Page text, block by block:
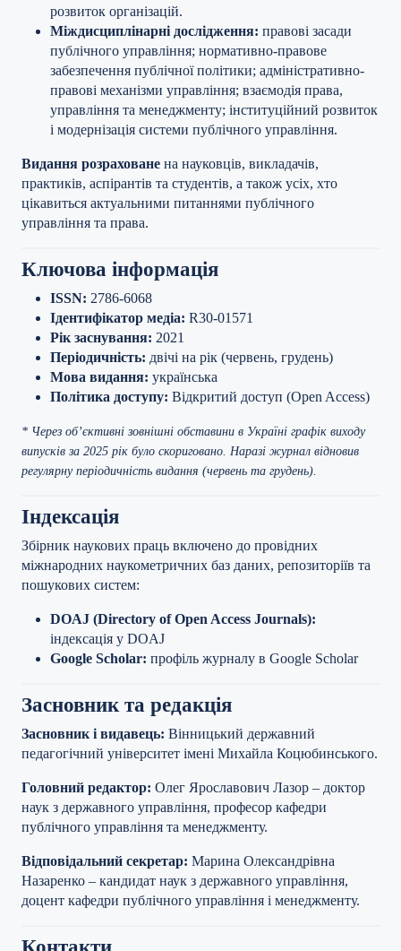
розвиток організацій.
Міждисциплінарні дослідження: правові засади
публічного управління; нормативно-правове
забезпечення публічної політики; адміністративно-
правові механізми управління; взаємодія права,
управління та менеджменту; інституційний розвиток
і модернізація системи публічного управління.
Видання розраховане на науковців, викладачів,
практиків, аспірантів та студентів, а також усіх, хто
цікавиться актуальними питаннями публічного
управління та права.
Ключова інформація
ISSN: 2786-6068
Ідентифікатор медіа: R30-01571
Рік заснування: 2021
Періодичність: двічі на рік (червень, грудень)
Мова видання: українська
Політика доступу: Відкритий доступ (Open Access)
* Через об’єктивні зовнішні обставини в Україні графік виходу
випусків за 2025 рік було скориговано. Наразі журнал відновив
регулярну періодичність видання (червень та грудень).
Індексація
Збірник наукових праць включено до провідних
міжнародних наукометричних баз даних, репозиторіїв та
пошукових систем:
DOAJ (Directory of Open Access Journals):
індексація у DOAJ
Google Scholar: профіль журналу в Google Scholar
Засновник та редакція
Засновник і видавець: Вінницький державний
педагогічний університет імені Михайла Коцюбинського.
Головний редактор: Олег Ярославович Лазор – доктор
наук з державного управління, професор кафедри
публічного управління та менеджменту.
Відповідальний секретар: Марина Олександрівна
Назаренко – кандидат наук з державного управління,
доцент кафедри публічного управління і менеджменту.